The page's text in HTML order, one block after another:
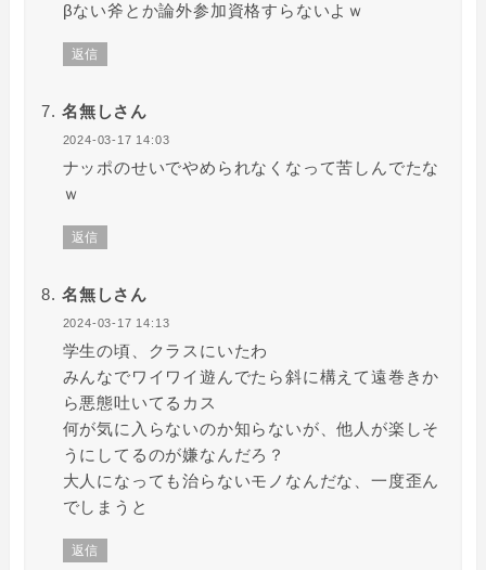
βない斧とか論外参加資格すらないよｗ
返信
名無しさん
2024-03-17 14:03
ナッポのせいでやめられなくなって苦しんでたな
ｗ
返信
名無しさん
2024-03-17 14:13
学生の頃、クラスにいたわ
みんなでワイワイ遊んでたら斜に構えて遠巻きか
ら悪態吐いてるカス
何が気に入らないのか知らないが、他人が楽しそ
うにしてるのが嫌なんだろ？
大人になっても治らないモノなんだな、一度歪ん
でしまうと
返信